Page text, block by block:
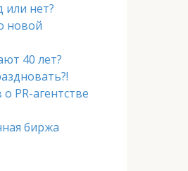
или нет?
новой
40 лет?
PR-агентстве
биржа